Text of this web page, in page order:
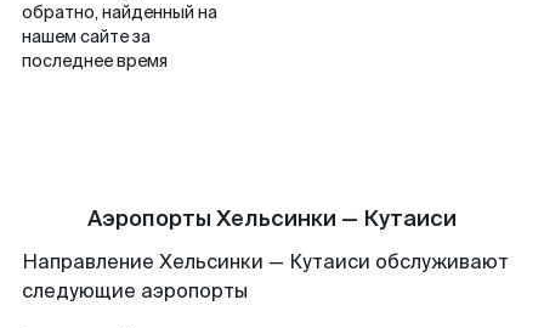
обратно, найденный на
нашем сайте за
последнее время
Аэропорты Хельсинки — Кутаиси
Направление Хельсинки — Кутаиси обслуживают
следующие аэропорты